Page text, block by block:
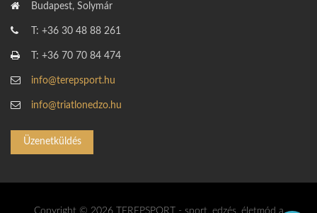
Budapest, Solymár
T: +36 30 48 88 261
T: +36 70 70 84 474
info@terepsport.hu
info@triatlonedzo.hu
Üzenetküldés
Copyright © 2026 TEREPSPORT - sport, edzés, életmód a